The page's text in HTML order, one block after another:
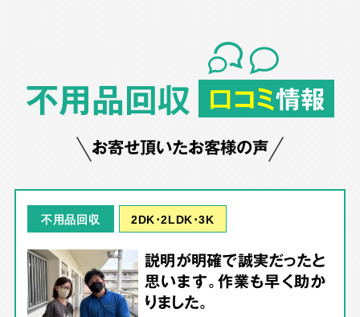
不用品回収 口コミ情報
お寄せ頂いたお客様の声
不用品回収 2DK･2LDK･3K
説明が明確で誠実だったと
思います。作業も早く助か
りました。